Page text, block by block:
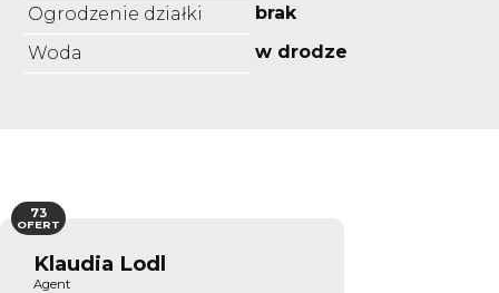
Ogrodzenie działki
brak
Woda
w drodze
Klaudia Lodl
Agent
73
OFERT